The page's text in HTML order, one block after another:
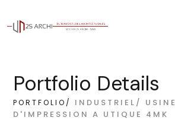
Portfolio Details
PORTFOLIO/
INDUSTRIEL/ USINE
D'IMPRESSION A UTIQUE 4MK